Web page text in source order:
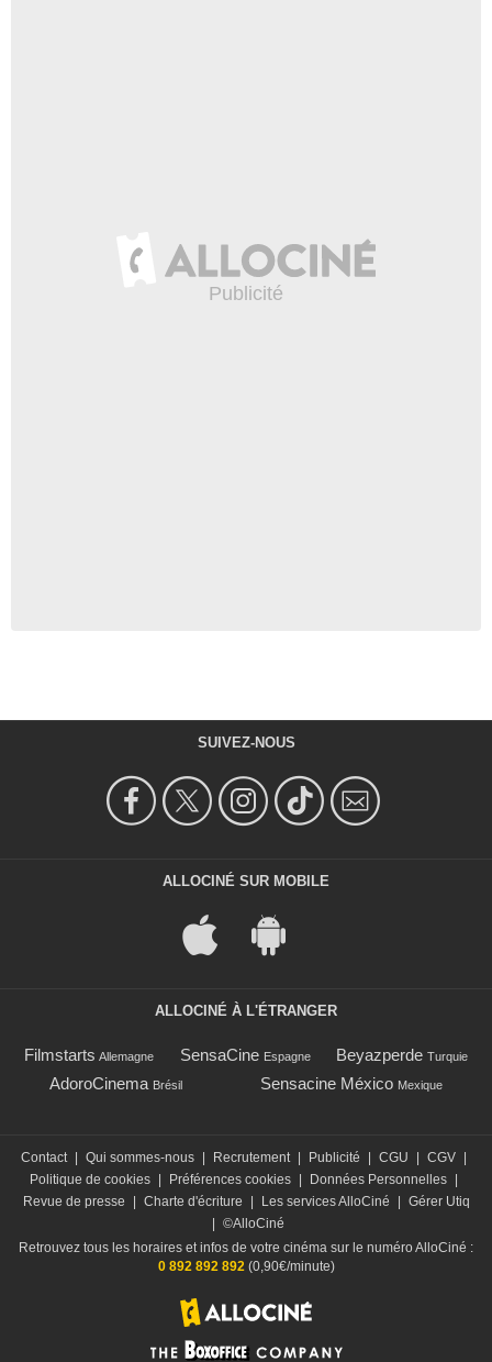
SUIVEZ-NOUS
ALLOCINÉ SUR MOBILE
ALLOCINÉ À L'ÉTRANGER
Filmstarts Allemagne SensaCine Espagne Beyazperde Turquie
AdoroCinema Brésil Sensacine México Mexique
Contact Qui sommes-nous Recrutement Publicité CGU CGV
Politique de cookies
Préférences cookies Données Personnelles
Revue de presse
Charte d'écriture Les services AlloCiné
Gérer Utiq
©AlloCiné
Retrouvez tous les horaires et infos de votre cinéma sur le numéro AlloCiné :
0 892 892 892(0,90€/minute)